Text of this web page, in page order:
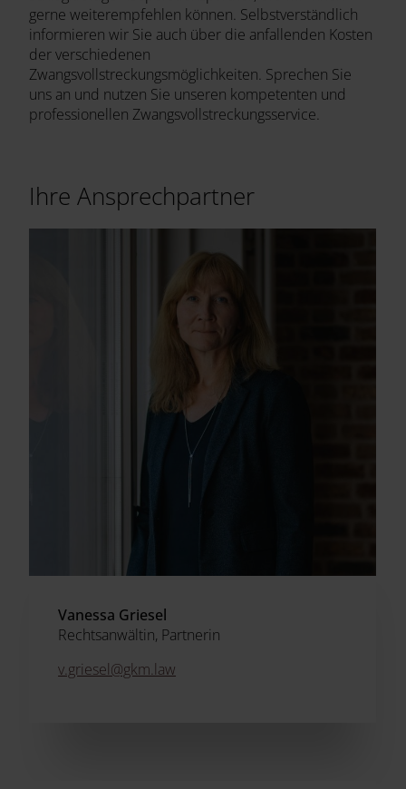
gerne weiterempfehlen können. Selbstverständlich
informieren wir Sie auch über die anfallenden Kosten
der verschiedenen
Zwangsvollstreckungsmöglichkeiten. Sprechen Sie
uns an und nutzen Sie unseren kompetenten und
professionellen Zwangsvollstreckungsservice.
Ihre Ansprechpartner
Vanessa Griesel
Rechtsanwältin, Partnerin
v.griesel@gkm.law